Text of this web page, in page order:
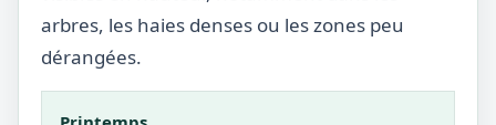
arbres, les haies denses ou les zones peu
dérangées.